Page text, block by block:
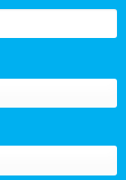
T.BẢY C.NHẬT